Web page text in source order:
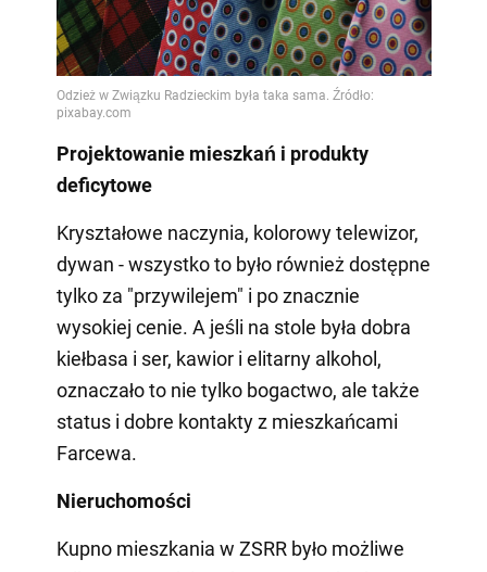
Projektowanie mieszkań i produkty
deficytowe
Kryształowe naczynia, kolorowy telewizor,
dywan - wszystko to było również dostępne
tylko za "przywilejem" i po znacznie
wysokiej cenie. A jeśli na stole była dobra
kiełbasa i ser, kawior i elitarny alkohol,
oznaczało to nie tylko bogactwo, ale także
status i dobre kontakty z mieszkańcami
Farcewa.
Nieruchomości
Kupno mieszkania w ZSRR było możliwe